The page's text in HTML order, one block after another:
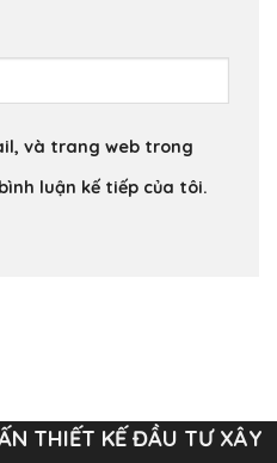
và trang web trong
luận kế tiếp của tôi.
THIẾT KẾ ĐẦU TƯ XÂY